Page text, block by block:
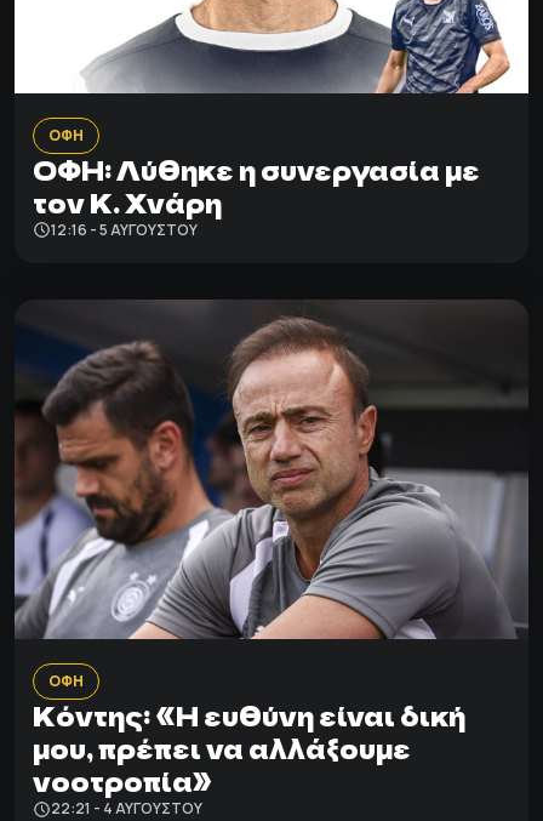
ΟΦΗ
ΟΦΗ: Λύθηκε η συνεργασία με
τον Κ. Χνάρη
12:16 - 5 ΑΥΓΟΎΣΤΟΥ
ΟΦΗ
Κόντης: «Η ευθύνη είναι δική
μου, πρέπει να αλλάξουμε
νοοτροπία»
22:21 - 4 ΑΥΓΟΎΣΤΟΥ